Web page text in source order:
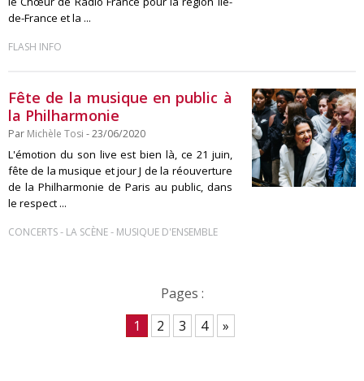
de-France et la ...
FLASH INFO
Fête de la musique en public à
la Philharmonie
Par Michèle Tosi - 23/06/2020
L'émotion du son live est bien là, ce 21 juin,
fête de la musique et jour J de la réouverture
de la Philharmonie de Paris au public, dans
le respect ...
CONCERTS- LA SCÈNE- MUSIQUE D'ENSEMBLE
Pages :
1
2 3 4 »